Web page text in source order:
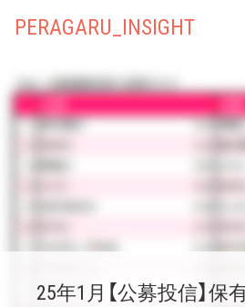
PERAGARU_INSIGHT
25年1月【公募投信】保